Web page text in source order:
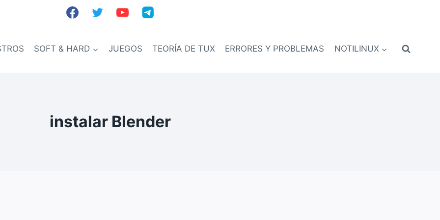
SOFT & HARD JUEGOS TEORÍA DE TUX ERRORES Y PROBLEMAS NOTILINUX
instalar Blender